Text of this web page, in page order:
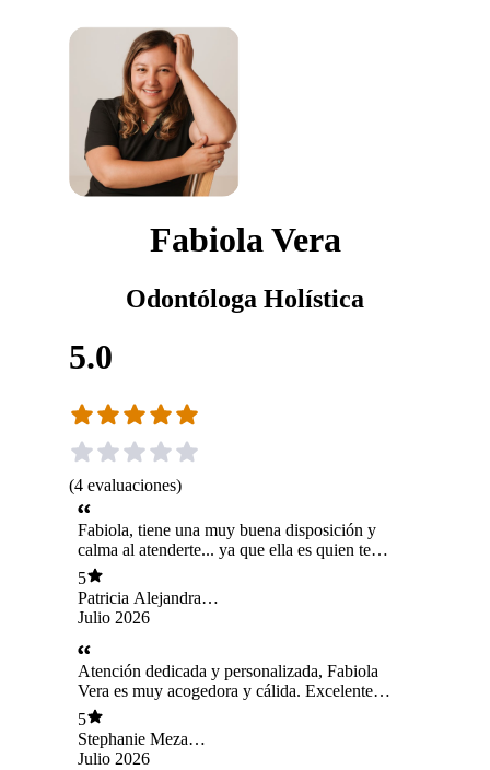
Fabiola Vera
Odontóloga Holística
5.0
(4 evaluaciones)
Fabiola, tiene una muy buena disposición y
calma al atenderte... ya que ella es quien te
trasmite toda esa calma y hace que la sesión
pase volando y no sientas ningún dolor ni
malestar qué asociamos normalmente te al
dentista... Me encantó cruzarme con ella en esta
vida, puesto que, en la primera sesión me ayudó
a resolver el tema por el cual iba a verla...
5
Patricia Alejandra
Herrera Núñez
Julio 2026
Atención dedicada y personalizada, Fabiola
Vera es muy acogedora y cálida. Excelente
profesional!
5
Stephanie Meza
Gormaz
Julio 2026